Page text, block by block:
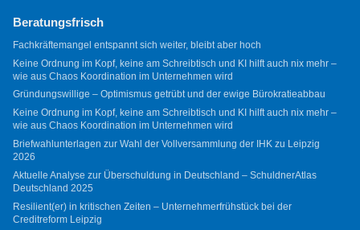
Beratungsfrisch
Fachkräftemangel entspannt sich weiter, bleibt aber hoch
Keine Ordnung im Kopf, keine am Schreibtisch und KI hilft auch nix mehr –
wie aus Chaos Koordination im Unternehmen wird
Gründungswillige – Optimismus getrübt und der ewige Bürokratieabbau
Keine Ordnung im Kopf, keine am Schreibtisch und KI hilft auch nix mehr –
wie aus Chaos Koordination im Unternehmen wird
Briefwahlunterlagen zur Wahl der Vollversammlung der IHK zu Leipzig
2026
Aktuelle Analyse zur Überschuldung in Deutschland – SchuldnerAtlas
Deutschland 2025
Resilient(er) in kritischen Zeiten – Unternehmerfrühstück bei der
Creditreform Leipzig